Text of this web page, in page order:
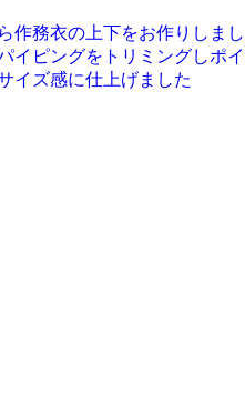
作務衣の上下をお作りしまし
イピングをトリミングしポイ
イズ感に仕上げました